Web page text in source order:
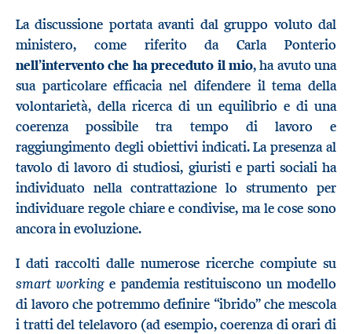
La discussione portata avanti dal gruppo voluto dal
ministero, come riferito da Carla Ponterio
nell’intervento che ha preceduto il mio, ha avuto una
sua particolare efficacia nel difendere il tema della
volontarietà, della ricerca di un equilibrio e di una
coerenza possibile tra tempo di lavoro e
raggiungimento degli obiettivi indicati. La presenza al
tavolo di lavoro di studiosi, giuristi e parti sociali ha
individuato nella contrattazione lo strumento per
individuare regole chiare e condivise, ma le cose sono
ancora in evoluzione.
I dati raccolti dalle numerose ricerche compiute su
smart working e pandemia restituiscono un modello
di lavoro che potremmo definire “ibrido” che mescola
i tratti del telelavoro (ad esempio, coerenza di orari di